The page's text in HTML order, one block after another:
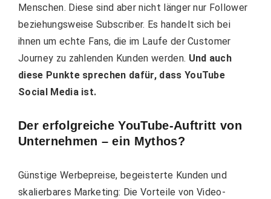
Menschen. Diese sind aber nicht länger nur Follower
beziehungsweise Subscriber. Es handelt sich bei
ihnen um echte Fans, die im Laufe der Customer
Journey zu zahlenden Kunden werden. Und auch
diese Punkte sprechen dafür, dass YouTube
Social Media ist.
Der erfolgreiche YouTube-Auftritt von
Unternehmen – ein Mythos?
Günstige Werbepreise, begeisterte Kunden und
skalierbares Marketing: Die Vorteile von Video-